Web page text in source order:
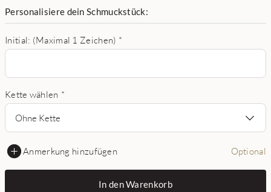
Personalisiere dein Schmuckstück:
Initial: (Maximal 1 Zeichen) *
Kette wählen *
Ohne Kette
Anmerkung hinzufügen Optional
In den Warenkorb